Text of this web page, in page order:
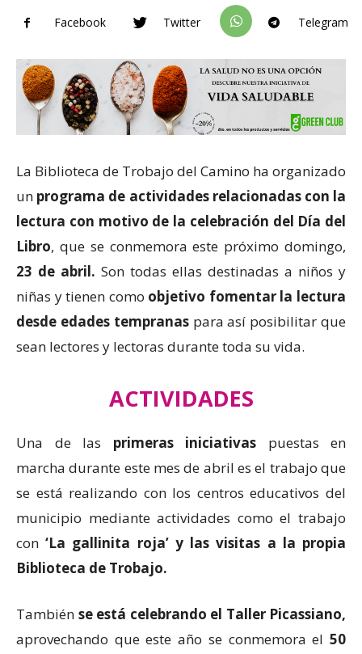
Facebook Twitter Telegram
La Biblioteca de Trobajo del Camino ha organizado
un programa de actividades relacionadas con la
lectura con motivo de la celebración del Día del
Libro, que se conmemora este próximo domingo,
23 de abril. Son todas ellas destinadas a niños y
niñas y tienen como objetivo fomentar la lectura
desde edades tempranaspara así posibilitar que
sean lectores y lectoras durante toda su vida.
ACTIVIDADES
Una de las primeras iniciativas puestas en
marcha durante este mes de abril es el trabajo que
se está realizando con los centros educativos del
municipio mediante actividades como el trabajo
con‘La gallinita roja’ y las visitas a la propia
Biblioteca de Trobajo.
También se está celebrando el Taller Picassiano,
aprovechando que este año se conmemora el 50